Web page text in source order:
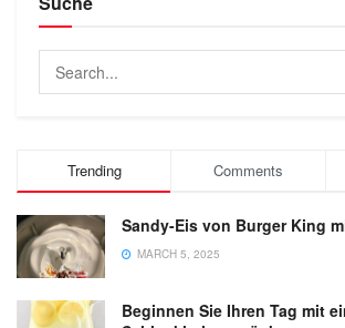
Trending Comments
Sandy-Eis von Burger King
MARCH 5, 2025
Beginnen Sie Ihren Tag mit